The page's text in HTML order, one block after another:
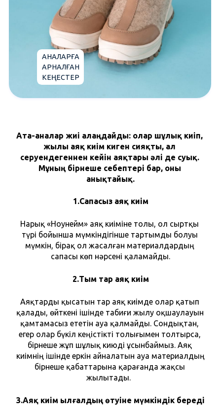
АНАЛАРҒА
АРНАЛҒАН
КЕҢЕСТЕР
Ата-аналар жиі алаңдайды: олар шұлық киіп,
жылы аяқ киім киген сияқты, ал
серуендегеннен кейін аяқтары әлі де суық.
Мұның бірнеше себептері бар, оны
анықтайық.
1.Сапасыз аяқ киім
Нарық «Ноунейм» аяқ киіміне толы, ол сыртқы
түрі бойынша мүмкіндігінше тартымды болуы
мүмкін, бірақ ол жасалған материалдардың
сапасы көп нәрсені қаламайды.
2.Тым тар аяқ киім
Аяқтарды қысатын тар аяқ киімде олар қатып
қалады, өйткені ішінде табиғи жылу оқшаулауын
қамтамасыз ететін ауа қалмайды. Сондықтан,
егер олар бүкіл кеңістікті толығымен толтырса,
бірнеше жұп шұлық киюді ұсынбаймыз. Аяқ
киімнің ішінде еркін айналатын ауа материалдың
бірнеше қабаттарына қарағанда жақсы
жылытады.
3.Аяқ киім ылғалдың өтуіне мүмкіндік береді